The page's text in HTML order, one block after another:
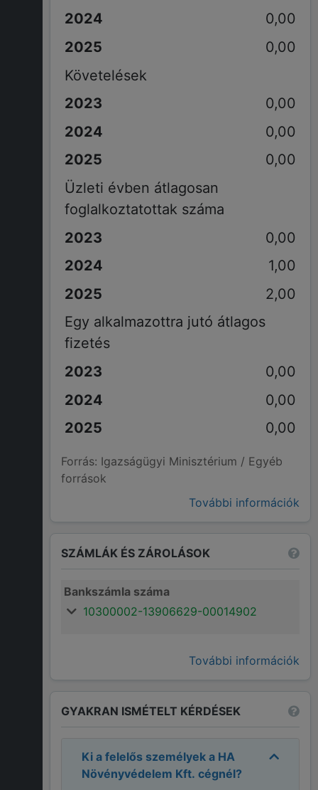
0,00
0,00
Követelések
0,00
0,00
0,00
Üzleti évben átlagosan
foglalkoztatottak száma
0,00
1,00
2,00
Egy alkalmazottra jutó átlagos
fizetés
0,00
0,00
0,00
Forrás: Igazságügyi Minisztérium / Egyéb
források
További információk
SZÁMLÁK ÉS ZÁROLÁSOK
Bankszámla száma
10300002-13906629-00014902
További információk
GYAKRAN ISMÉTELT KÉRDÉSEK
Ki a felelős személyek a HA
Növényvédelem Kft. cégnél?